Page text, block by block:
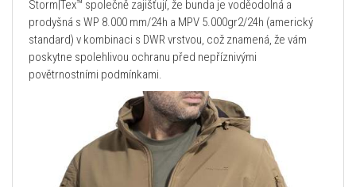
Storm|Tex™ společně zajišťují, že bunda je voděodolná a
prodyšná s WP 8.000 mm/24h a MPV 5.000gr2/24h (americký
standard) v kombinaci s DWR vrstvou, což znamená, že vám
poskytne spolehlivou ochranu před nepříznivými
povětrnostními podmínkami.